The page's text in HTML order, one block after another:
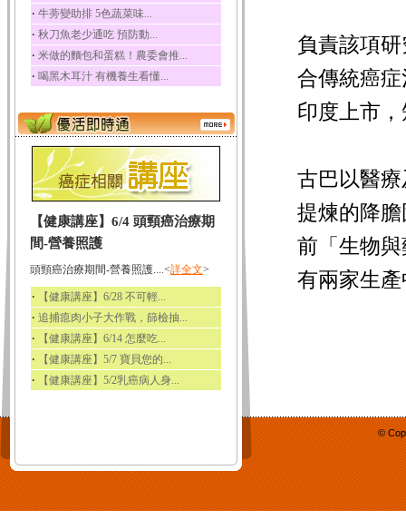
‧ 牛蒡變助排 5色蔬菜味...
‧ 秋刀魚老少通吃 預防動...
‧ 米做的麵包和蛋糕！農委會推...
‧ 喝黑木耳汁 有機養生看懂...
【健康講座】6/4 頭頸癌治療期
間-營養照護
頭頸癌治療期間-營養照護....<詳全文>
‧ 【健康講座】6/28 不可輕...
‧ 追捕瘜肉小子大作戰，篩檢抽...
‧ 【健康講座】6/14 怎麼吃...
‧ 【健康講座】5/7 寶貝您的...
‧ 【健康講座】5/2乳癌病人身...
負責該項
合傳統癌
印度上市
古巴以醫
提煉的降
前「生物
有兩家生
©